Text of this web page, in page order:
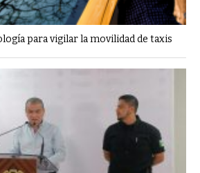
para vigilar la movilidad de taxis